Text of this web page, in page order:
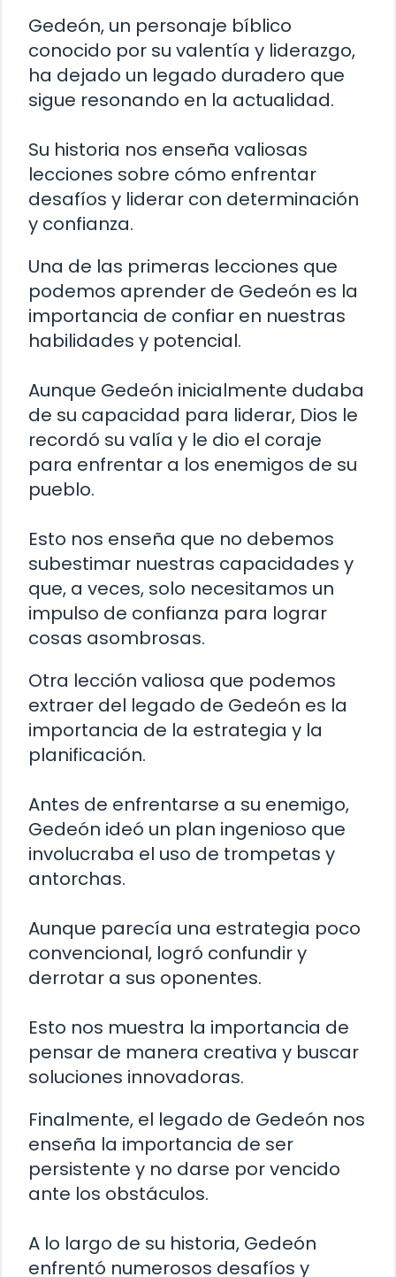
Gedeón, un personaje bíblico
conocido por su valentía y liderazgo,
ha dejado un legado duradero que
sigue resonando en la actualidad.
Su historia nos enseña valiosas
lecciones sobre cómo enfrentar
desafíos y liderar con determinación
y confianza.
Una de las primeras lecciones que
podemos aprender de Gedeón es la
importancia de confiar en nuestras
habilidades y potencial.
Aunque Gedeón inicialmente dudaba
de su capacidad para liderar, Dios le
recordó su valía y le dio el coraje
para enfrentar a los enemigos de su
pueblo.
Esto nos enseña que no debemos
subestimar nuestras capacidades y
que, a veces, solo necesitamos un
impulso de confianza para lograr
cosas asombrosas.
Otra lección valiosa que podemos
extraer del legado de Gedeón es la
importancia de la estrategia y la
planificación.
Antes de enfrentarse a su enemigo,
Gedeón ideó un plan ingenioso que
involucraba el uso de trompetas y
antorchas.
Aunque parecía una estrategia poco
convencional, logró confundir y
derrotar a sus oponentes.
Esto nos muestra la importancia de
pensar de manera creativa y buscar
soluciones innovadoras.
Finalmente, el legado de Gedeón nos
enseña la importancia de ser
persistente y no darse por vencido
ante los obstáculos.
A lo largo de su historia, Gedeón
enfrentó numerosos desafíos y